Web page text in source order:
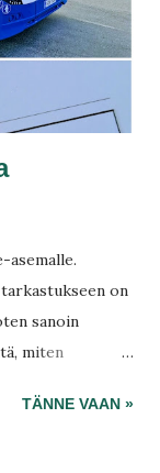
asemalle.
on
sanoin
miten
toisaalta
TÄNNE VAAN »